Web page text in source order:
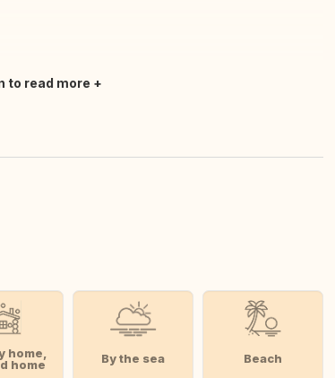
to read more
home,
home
By the sea Beach